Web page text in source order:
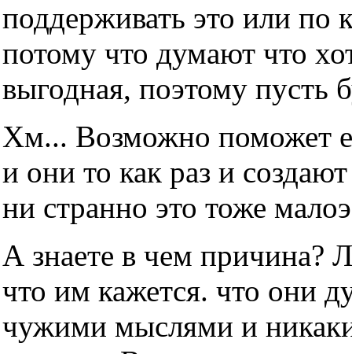
поддерживать это или по
потому что думают что
выгодная, поэтому пусть
Хм... Возможно поможет
и они то как раз и
ни странно это тоже
А знаете в чем причина?
что им кажется. что они
чужими мыслями и